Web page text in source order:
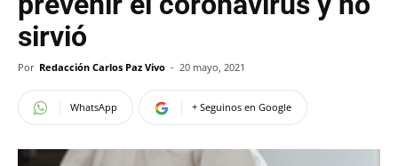
sirvió
Por Redacción Carlos Paz Vivo - 20 mayo, 2021
WhatsApp + Seguinos en Google